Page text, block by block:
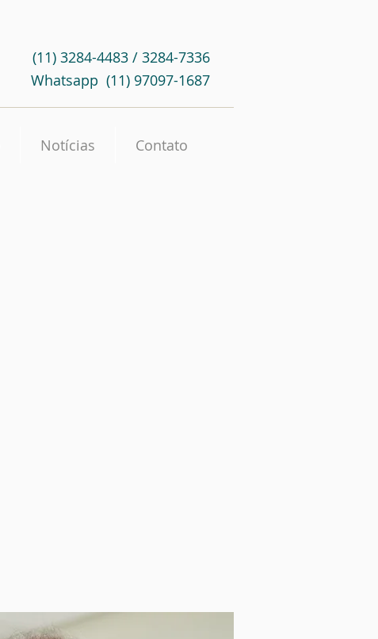
(11) 3284-4483 / 3284-7336
Whatsapp (11) 97097-1687
Notícias Contato